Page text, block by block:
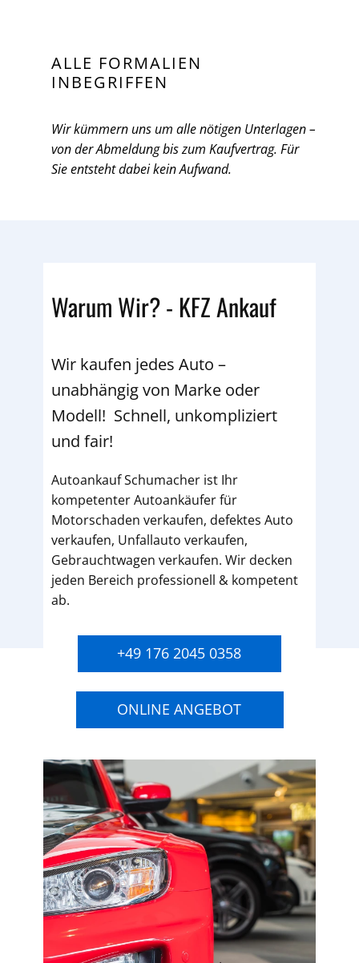
ALLE FORMALIEN
INBEGRIFFEN
Wir kümmern uns um alle nötigen Unterlagen –
von der Abmeldung bis zum Kaufvertrag. Für
Sie entsteht dabei kein Aufwand.
Warum Wir? - KFZ Ankauf
Wir kaufen jedes Auto –
unabhängig von Marke oder
Modell! Schnell, unkompliziert
und fair!
Autoankauf Schumacher ist Ihr
kompetenter Autoankäufer für
Motorschaden verkaufen, defektes Auto
verkaufen, Unfallauto verkaufen,
Gebrauchtwagen verkaufen. Wir decken
jeden Bereich professionell & kompetent
ab.
+49 176 2045 0358
ONLINE ANGEBOT